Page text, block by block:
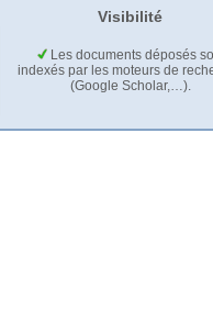
Visibilité
Les documents déposés
indexés par les moteurs de
(Google Scholar,…).